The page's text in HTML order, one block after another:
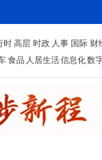
时 高层 时政 人事 国际 财
食品 人居生活信息化数